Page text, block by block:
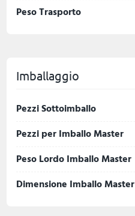
Peso Trasporto
Imballaggio
Pezzi Sottoimballo
Pezzi per Imballo Master
Peso Lordo Imballo Master
Dimensione Imballo Master